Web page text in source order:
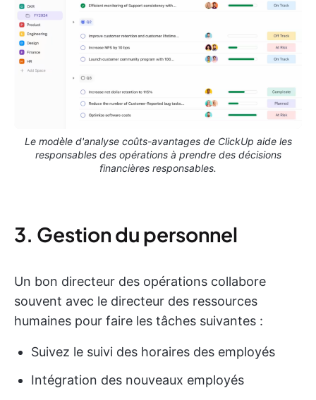
Le modèle d'analyse coûts-avantages de ClickUp aide les
responsables des opérations à prendre des décisions
financières responsables.
3. Gestion du personnel
Un bon directeur des opérations collabore
souvent avec le directeur des ressources
humaines pour faire les tâches suivantes :
Suivez le suivi des horaires des employés
Intégration des nouveaux employés